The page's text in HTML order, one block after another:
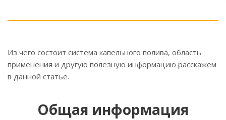
Из чего состоит система капельного полива, область
применения и другую полезную информацию расскажем
в данной статье.
Общая информация